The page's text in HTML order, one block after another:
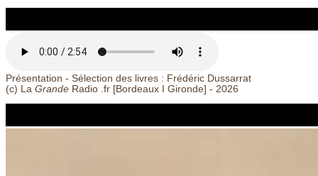
Présentation - Sélection des livres : Frédéric Dussarrat
(c) La Grande Radio .fr [Bordeaux Gironde] - 2026